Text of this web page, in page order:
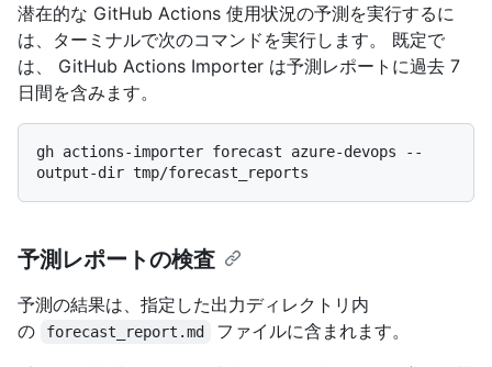
潜在的な GitHub Actions 使用状況の予測を実行するに
は、ターミナルで次のコマンドを実行します。 既定で
は、 GitHub Actions Importer は予測レポートに過去 7
日間を含みます。
gh actions-importer forecast azure-devops --
予測レポートの検査
予測の結果は、指定した出力ディレクトリ内
の
forecast_report.md
ファイルに含まれます。